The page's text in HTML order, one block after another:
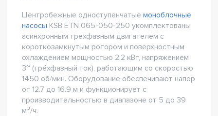
Центробежные одноступенчатые моноблочные
насосы KSB ETN 065-050-250 укомплектованы
асинхронным трехфазным двигателем с
короткозамкнутым ротором и поверхностным
охлаждением мощностью 2.2 кВт, напряжением
3~ (трёхфазный ток), работающим со скоростью
1450 об/мин. Оборудование обеспечивают напор
от 12.7 до 16.9 м и функционирует с
производительностью в диапазоне от 5 до 39
м³/ч.